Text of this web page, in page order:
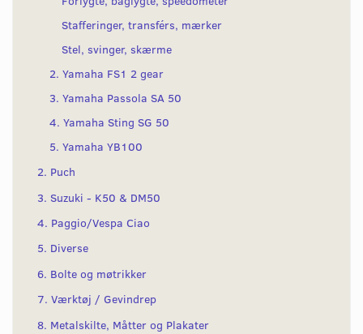
Stafferinger, transférs, mærker
Stel, svinger, skærme
2. Yamaha FS1 2 gear
3. Yamaha Passola SA 50
4. Yamaha Sting SG 50
5. Yamaha YB100
2. Puch
3. Suzuki - K50 & DM50
4. Paggio/Vespa Ciao
5. Diverse
6. Bolte og møtrikker
7. Værktøj / Gevindrep
8. Metalskilte, Måtter og Plakater